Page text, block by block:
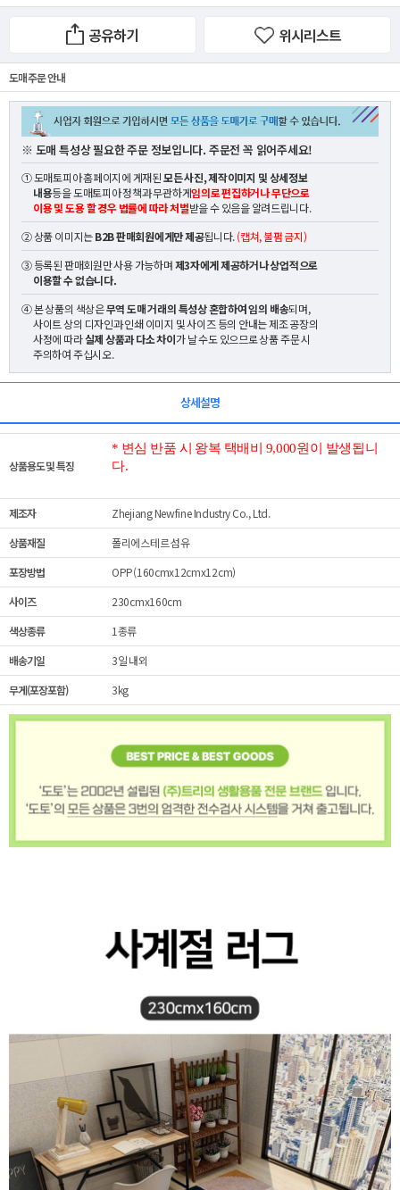
공유하기 위시리스트
도매 주문 안내
※ 도매 특성상 필요한 주문 정보입니다. 주문전 꼭 읽어주세요!
① 도매토피아 홈페이지에 게재된모든 사진, 제작이미지 및 상세정보
내용등을 도매토피아 정책과 무관하게임의로 편집하거나 무단으로
이용 및 도용 할 경우 법률에 따라 처벌받을 수 있음을 알려드립니다.
② 상품 이미지는B2B 판매회원에게만 제공됩니다.(캡쳐, 불펌 금지)
③ 등록된 판매회원만 사용 가능하며제3자에게 제공하거나 상업적으로
이용할 수 없습니다.
④ 본 상품의 색상은무역 도매 거래의 특성상 혼합하여 임의 배송되며,
사이트 상의 디자인과 인쇄 이미지 및 사이즈 등의 안내는 제조 공장의
사정에 따라실제 상품과 다소 차이가 날 수도 있으므로 상품 주문 시
주의하여 주십시오.
상세설명
상품용도 및 특징
* 변심 반품 시 왕복 택배비 9,000원이 발생됩니
다.
제조자
Zhejiang Newfine Industry Co., Ltd.
상품재질
폴리에스테르 섬유
포장방법
OPP(160cmx12cmx12cm)
사이즈
230cmx160cm
색상종류
1종류
배송기일
3일 내외
무게(포장포함)
3kg